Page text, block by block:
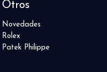
Otros
Novedades
Rolex
Patek Philippe